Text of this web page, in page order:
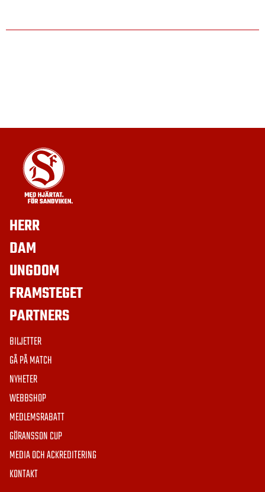
HERR
DAM
UNGDOM
FRAMSTEGET
PARTNERS
BILJETTER
GÅ PÅ MATCH
NYHETER
WEBBSHOP
MEDLEMSRABATT
GÖRANSSON CUP
MEDIA OCH ACKREDITERING
KONTAKT